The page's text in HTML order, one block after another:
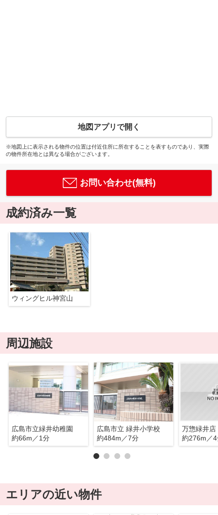
地図アプリで開く
※地図上に表示される物件の位置は付近住所に所在することを表すものであり、実際
の物件所在地とは異なる場合がございます。
お問い合わせ(無料)
成約済み一覧
ウィングヒル神宮山
周辺施設
広島市立緑井幼稚園
約66m／1分
広島市立 緑井小学校
約484m／7分
万惣緑井店
約276m／
エリアの近い物件